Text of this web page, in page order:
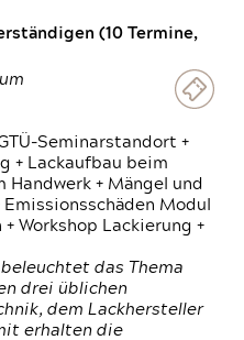
(10 Termine,
Seminarstandort +
+ Lackaufbau beim
Handwerk + Mängel und
Modul
+ Workshop Lackierung +
das Thema
drei üblichen
dem Lackhersteller
erhalten die